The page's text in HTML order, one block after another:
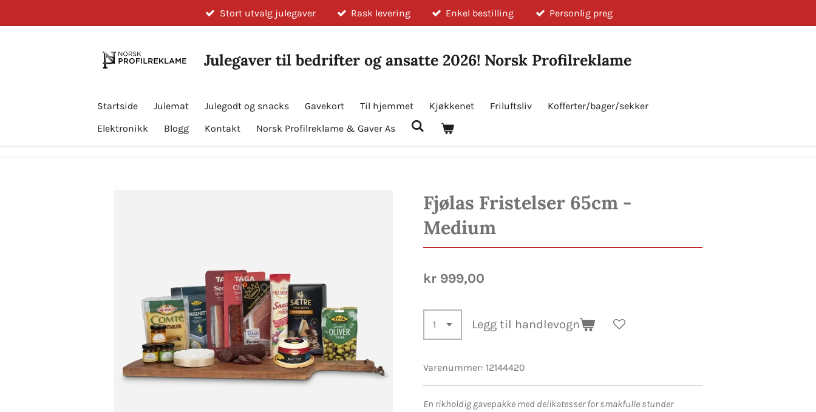
Stort utvalg julegaver Rask levering Enkel bestilling Personlig preg
Julegaver til bedrifter og ansatte 2026! Norsk Profilreklame
Startside Julemat Julegodt og snacks Gavekort Til hjemmet Kjøkkenet Friluftsliv
Kofferter/bager/sekker
Elektronikk
Blogg Kontakt Norsk Profilreklame & Gaver As
Fjølas Fristelser 65cm -
Medium
kr 999,00
Legg til handlevogn
Varenummer: 12144420
En rikholdig gavepakke med delikatesser for smakfulle stunder